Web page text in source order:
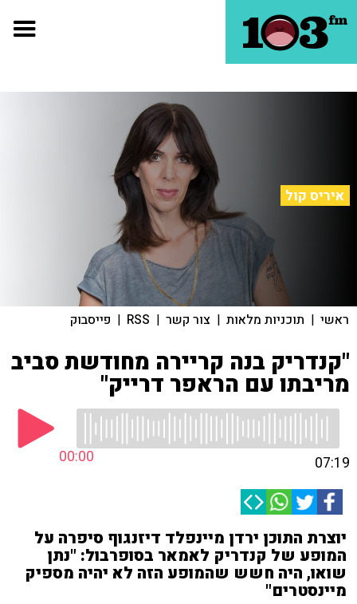
איריס קול
ראשי | תוכניות מלאות | צור קשר |
RSS
| פייסבוק
"קנדריק בנה קריירה מחודשת סביב
מריבתו עם הראפר דרייק"
00:00 07:19
יוצרת התוכן ירדן מיינפלד דיזנגוף סיפרה על
המופע של קנדריק לאמאר בסופרבול: "נתן
שואו, היה חשש שהמופע הזה לא יהיה מספיק
מיינסטרים"